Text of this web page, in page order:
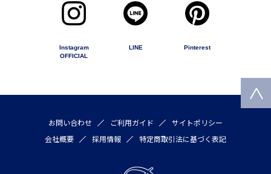
Instagram
OFFICIAL
LINE Pinterest
お問い合わせ ご利用ガイド
サイトポリシー
会社概要
採用情報 特定商取引法に基づく表記